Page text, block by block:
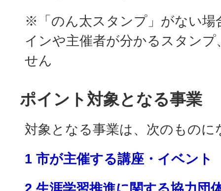
※「のん太スタンプ」がない場
インや主催者が分かるスタン
せん
ポイント対象となる事業
対象となる事業は、次のものに
1 市が主催する講座・イベント